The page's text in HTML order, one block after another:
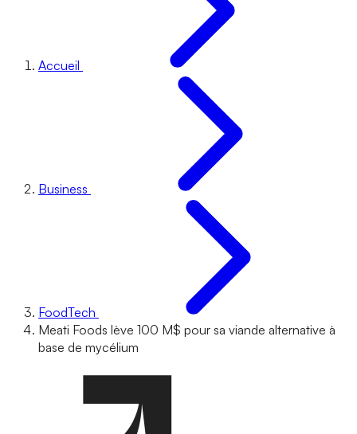
Accueil
Business
FoodTech
Meati Foods lève 100 M$ pour sa viande alternative à
base de mycélium